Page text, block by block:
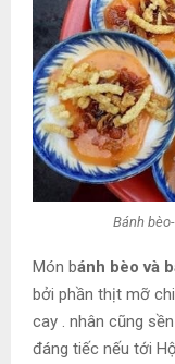
Bánh
Món bánh bèo và
bởi phần thịt mỡ
cay . nhân cũng
đáng tiếc nếu tới